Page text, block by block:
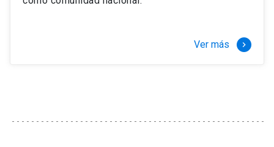
Ver más keyboard_arrow_right